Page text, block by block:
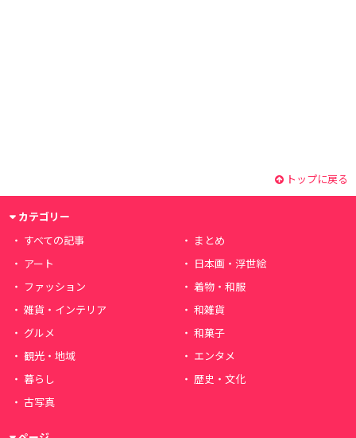
トップに戻る
カテゴリー
すべての記事
まとめ
アート
日本画・浮世絵
ファッション
着物・和服
雑貨・インテリア
和雑貨
グルメ
和菓子
観光・地域
エンタメ
暮らし
歴史・文化
古写真